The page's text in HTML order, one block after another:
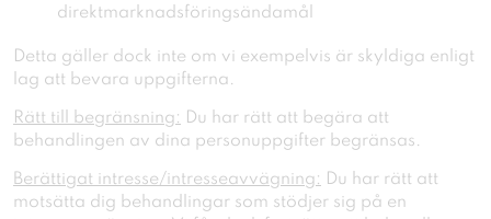
direktmarknadsföringsändamål
Detta gäller dock inte om vi exempelvis är skyldiga enligt
lag att bevara uppgifterna.
Rätt till begränsning: Du har rätt att begära att
behandlingen av dina personuppgifter begränsas.
Berättigat intresse/intresseavvägning: Du har rätt att
motsätta dig behandlingar som stödjer sig på en